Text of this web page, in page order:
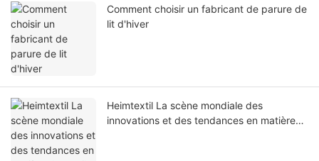
Comment choisir un fabricant de parure de
lit d'hiver
Heimtextil La scène mondiale des
innovations et des tendances en matière